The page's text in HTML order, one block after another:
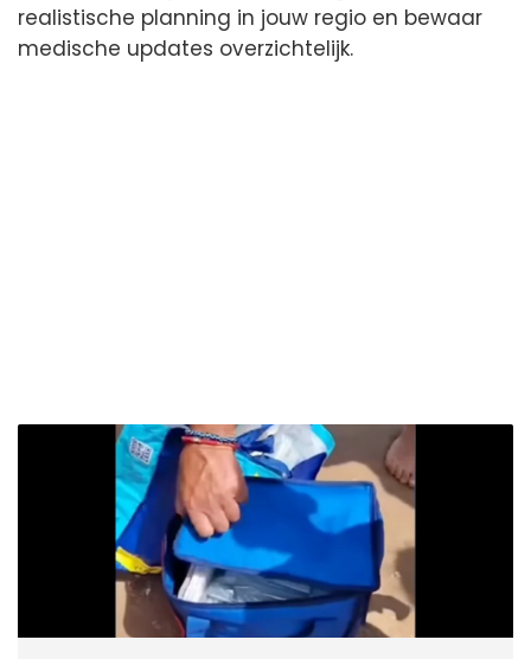
realistische planning in jouw regio en bewaar
medische updates overzichtelijk.